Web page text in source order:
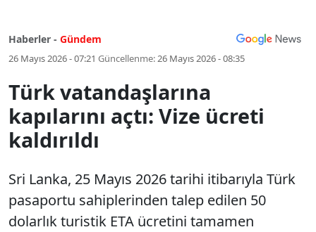
Haberler - Gündem
26 Mayıs 2026 - 07:21 Güncellenme:26 Mayıs 2026 - 08:35
Türk vatandaşlarına
kapılarını açtı: Vize ücreti
kaldırıldı
Sri Lanka, 25 Mayıs 2026 tarihi itibarıyla Türk
pasaportu sahiplerinden talep edilen 50
dolarlık turistik ETA ücretini tamamen